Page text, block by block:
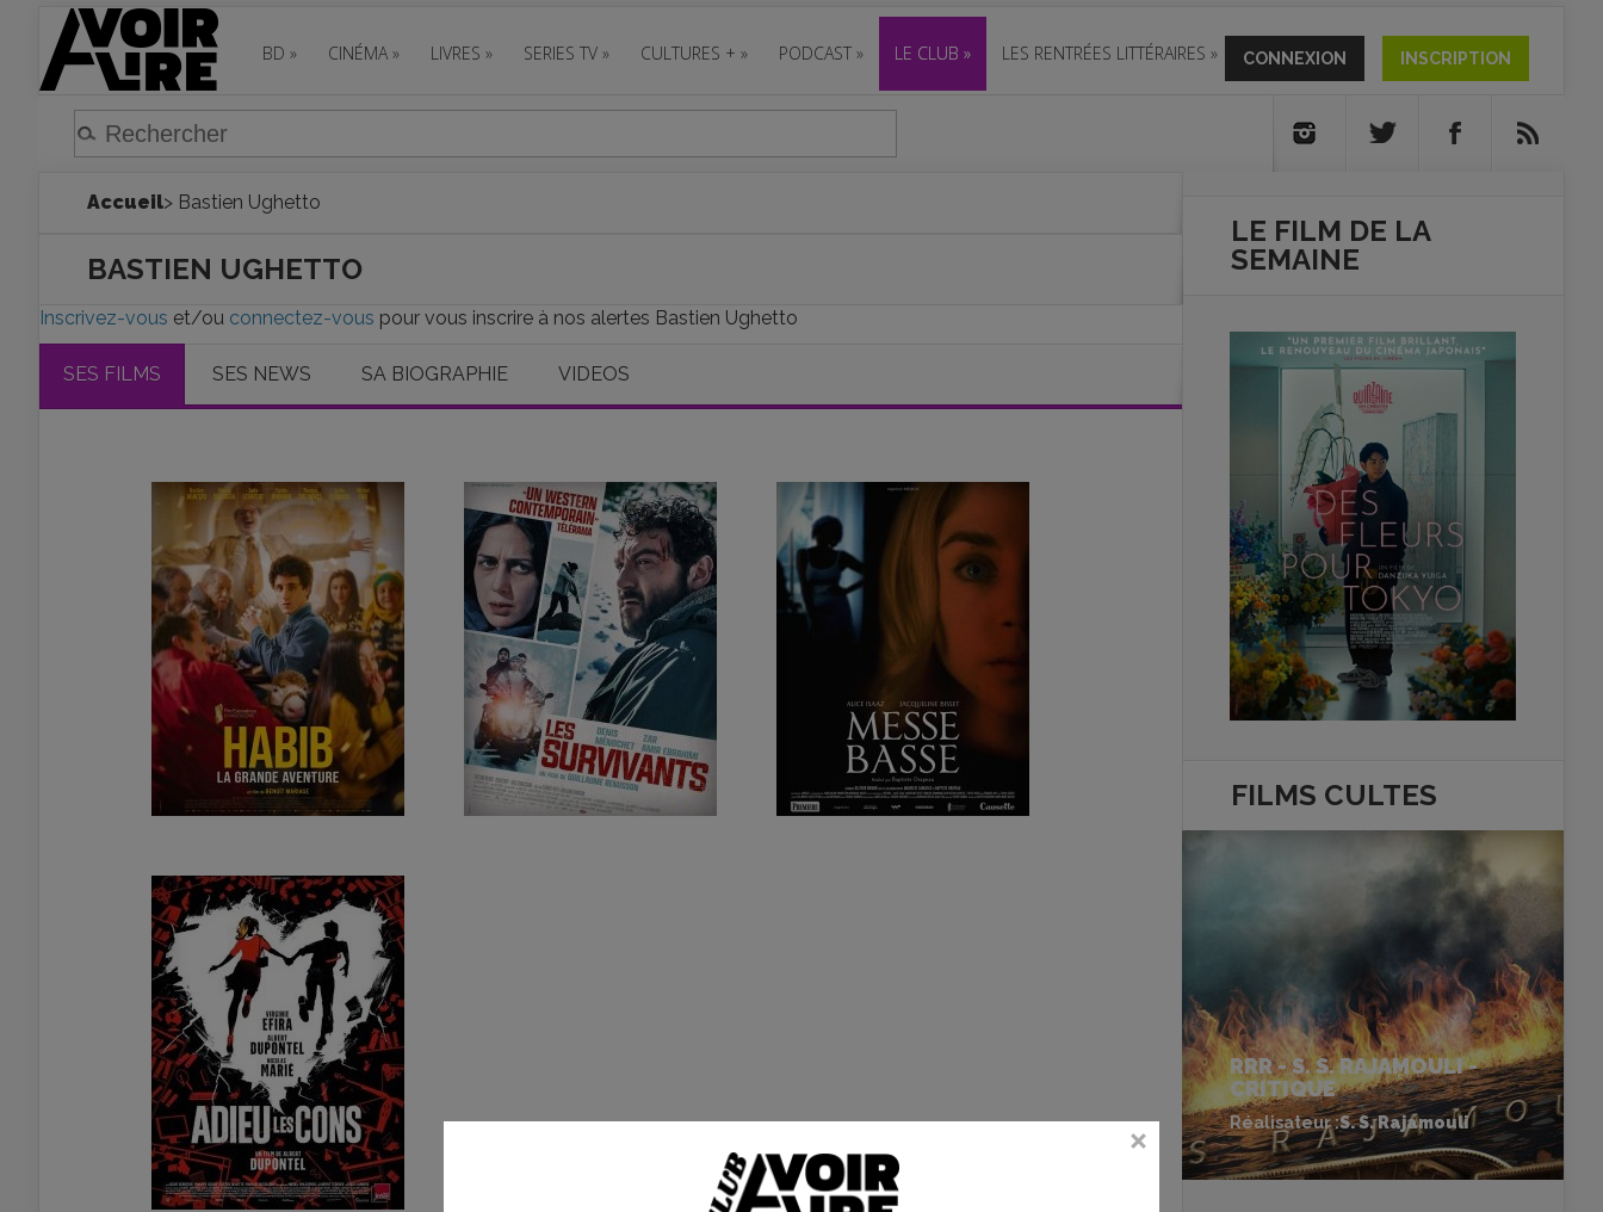
BD » CINÉMA » LIVRES » SERIES TV » CULTURES + » PODCAST » LE CLUB » LES RENTRÉES LITTÉRAIRES » CONNEXION INSCRIPTION
Accueil> Bastien Ughetto
BASTIEN UGHETTO
Inscrivez-vous et/ou connectez-vous pour vous inscrire à nos alertes Bastien Ughetto
SES FILMS SES NEWS SA BIOGRAPHIE VIDEOS
LE FILM DE LA
SEMAINE
FILMS CULTES
RRR - S. S. RAJAMOULI -
CRITIQUE
Réalisateur :S. S. Rajamouli